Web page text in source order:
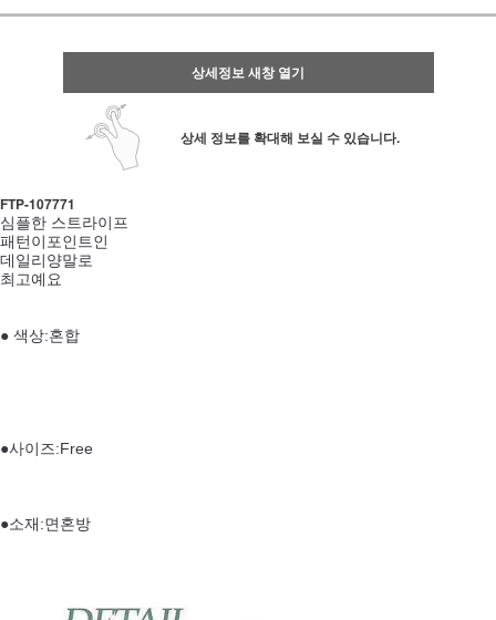
상세정보 새창 열기
상세 정보를 확대해 보실 수 있습니다.
FTP-107771
심플한 스트라이프
패턴이포인트인
데일리양말로
최고예요
● 색상:혼합
●사이즈:Free
●소재:면혼방